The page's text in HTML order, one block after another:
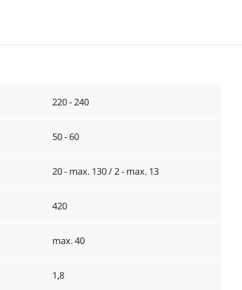
220 - 240
50 - 60
20 - max. 130 / 2 - max. 13
420
max. 40
1,8